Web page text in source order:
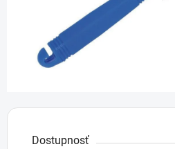
Dostupnosť